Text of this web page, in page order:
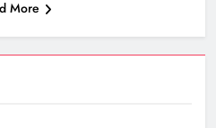
More